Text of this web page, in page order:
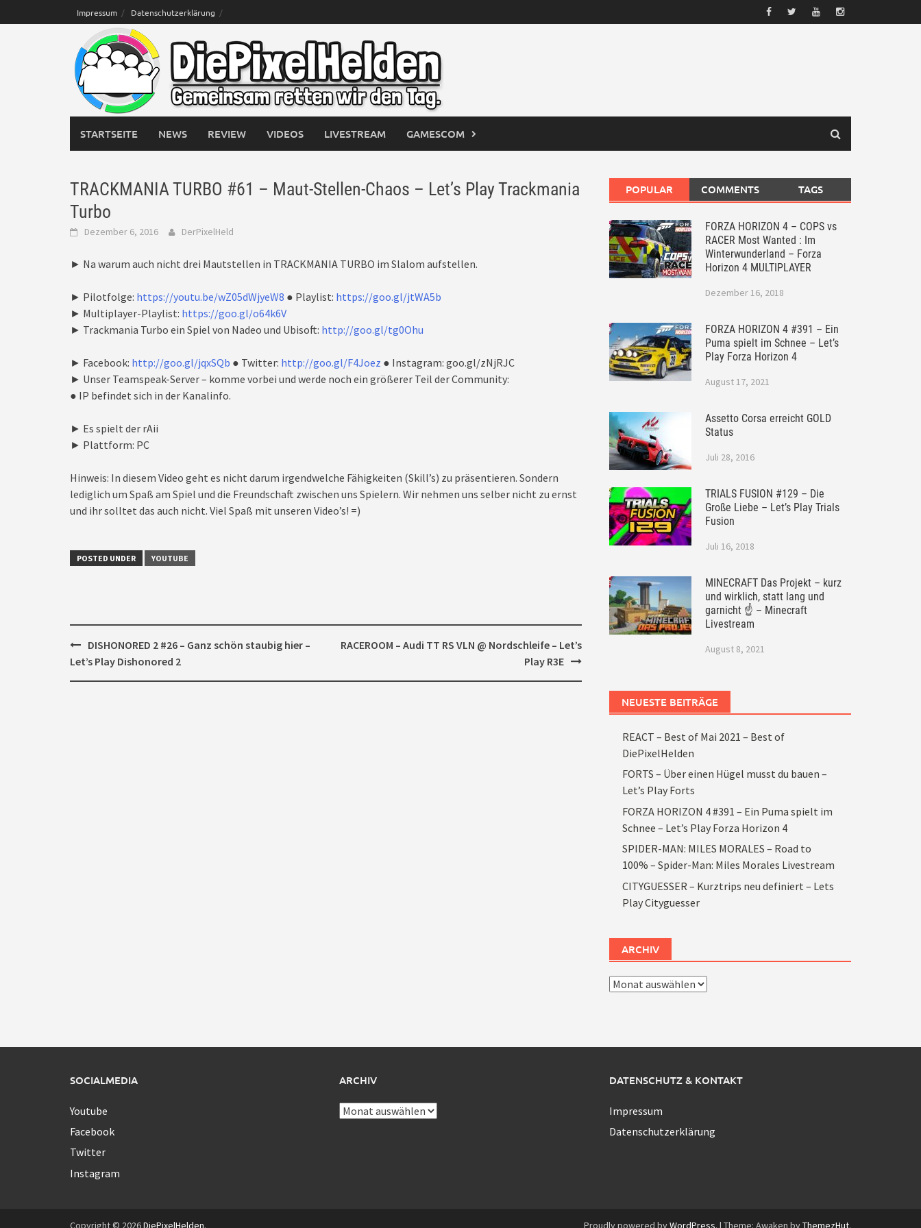
to
Impressum Datenschutzerklärung
STARTSEITE NEWS REVIEW VIDEOS LIVESTREAM GAMESCOM
TRACKMANIA TURBO #61 – Maut-Stellen-Chaos – Let’s Play Trackmania
Turbo
Dezember 6, 2016 DerPixelHeld
► Na warum auch nicht drei Mautstellen in TRACKMANIA TURBO im Slalom aufstellen.
► Pilotfolge: https://youtu.be/wZ05dWjyeW8 ● Playlist: https://goo.gl/jtWA5b
► Multiplayer-Playlist: https://goo.gl/o64k6V
► Trackmania Turbo ein Spiel von Nadeo und Ubisoft: http://goo.gl/tg0Ohu
► Facebook: http://goo.gl/jqxSQb ● Twitter: http://goo.gl/F4Joez ● Instagram: goo.gl/zNjRJC
► Unser Teamspeak-Server – komme vorbei und werde noch ein größerer Teil der Community:
● IP befindet sich in der Kanalinfo.
► Es spielt der rAii
► Plattform: PC
Hinweis: In diesem Video geht es nicht darum irgendwelche Fähigkeiten (Skill’s) zu präsentieren. Sondern
lediglich um Spaß am Spiel und die Freundschaft zwischen uns Spielern. Wir nehmen uns selber nicht zu ernst
und ihr solltet das auch nicht. Viel Spaß mit unseren Video’s! =)
POSTED UNDER YOUTUBE
Post
navigation
DISHONORED 2 #26 – Ganz schön staubig hier –
Let’s Play Dishonored 2
RACEROOM – Audi TT RS VLN @ Nordschleife – Let’s
Play R3E
POPULAR COMMENTS TAGS
FORZA HORIZON 4 – COPS vs
RACER Most Wanted : Im
Winterwunderland – Forza
Horizon 4 MULTIPLAYER
Dezember 16, 2018
FORZA HORIZON 4 #391 – Ein
Puma spielt im Schnee – Let’s
Play Forza Horizon 4
August 17, 2021
Assetto Corsa erreicht GOLD
Status
Juli 28, 2016
TRIALS FUSION #129 – Die
Große Liebe – Let’s Play Trials
Fusion
Juli 16, 2018
MINECRAFT Das Projekt – kurz
und wirklich, statt lang und
garnicht ☝ – Minecraft
Livestream
August 8, 2021
NEUESTE BEITRÄGE
REACT – Best of Mai 2021 – Best of
DiePixelHelden
FORTS – Über einen Hügel musst du bauen –
Let’s Play Forts
FORZA HORIZON 4 #391 – Ein Puma spielt im
Schnee – Let’s Play Forza Horizon 4
SPIDER-MAN: MILES MORALES – Road to
100% – Spider-Man: Miles Morales Livestream
CITYGUESSER – Kurztrips neu definiert – Lets
Play Cityguesser
ARCHIV
Archiv
SOCIALMEDIA
Youtube
Facebook
Twitter
Instagram
ARCHIV
Archiv
DATENSCHUTZ & KONTAKT
Impressum
Datenschutzerklärung
Copyright © 2026DiePixelHelden. Proudly powered byWordPress. | Theme: Awaken byThemezHut.